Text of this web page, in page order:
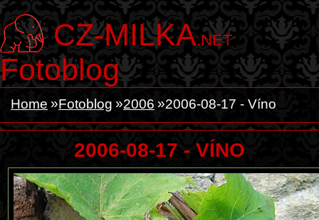
CZ-MILKA.NET
Fotoblog
Home Fotoblog 2006 2006-08-17 - Víno
2006-08-17 - VÍNO